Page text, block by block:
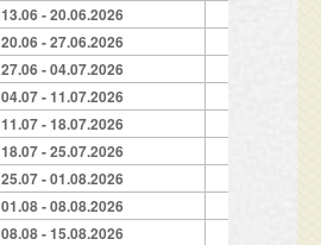
13.06 - 20.06.2026
20.06 - 27.06.2026
27.06 - 04.07.2026
04.07 - 11.07.2026
11.07 - 18.07.2026
18.07 - 25.07.2026
25.07 - 01.08.2026
01.08 - 08.08.2026
08.08 - 15.08.2026